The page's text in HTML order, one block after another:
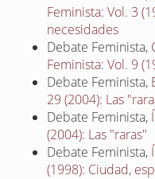
Feminista: Vol. 3
necesidades
Debate Feminista,
Feminista: Vol. 9
Debate Feminista,
29 (2004): Las
Debate Feminista,
(2004): Las "raras"
Debate Feminista,
(1998): Ciudad,